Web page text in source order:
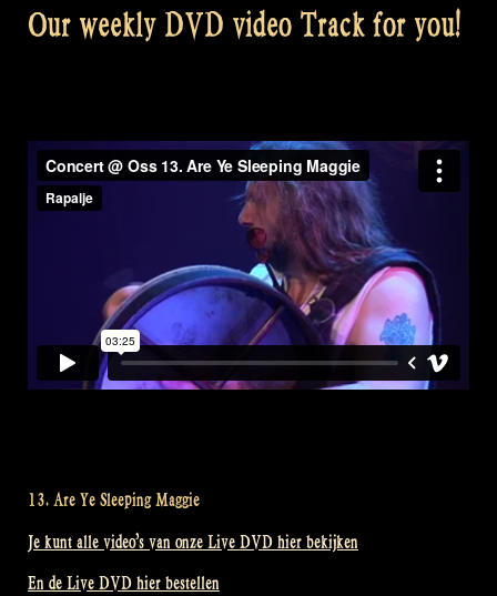
Our weekly DVD video Track for you!
13. Are Ye Sleeping Maggie
Je kunt alle video’s van onze Live DVD hier bekijken
En de Live DVD hier bestellen